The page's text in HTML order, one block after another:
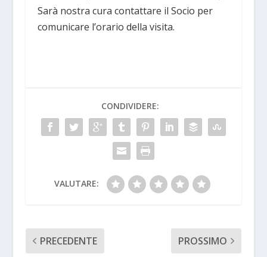
Sarà nostra cura contattare il Socio per
comunicare l’orario della visita.
CONDIVIDERE:
VALUTARE:
PRECEDENTE PROSSIMO